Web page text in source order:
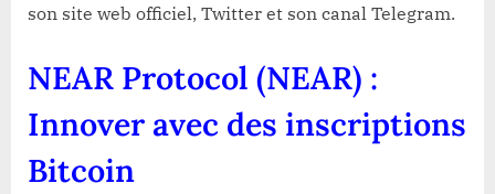
son site web officiel, Twitter et son canal Telegram.
NEAR Protocol (NEAR) :
Innover avec des inscriptions
Bitcoin